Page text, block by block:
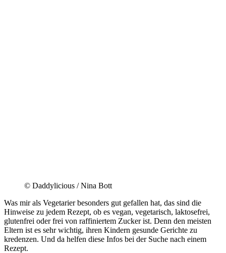
© Daddylicious / Nina Bott
Was mir als Vegetarier besonders gut gefallen hat, das sind die
Hinweise zu jedem Rezept, ob es vegan, vegetarisch, laktosefrei,
glutenfrei oder frei von raffiniertem Zucker ist. Denn den meisten
Eltern ist es sehr wichtig, ihren Kindern gesunde Gerichte zu
kredenzen. Und da helfen diese Infos bei der Suche nach einem
Rezept.